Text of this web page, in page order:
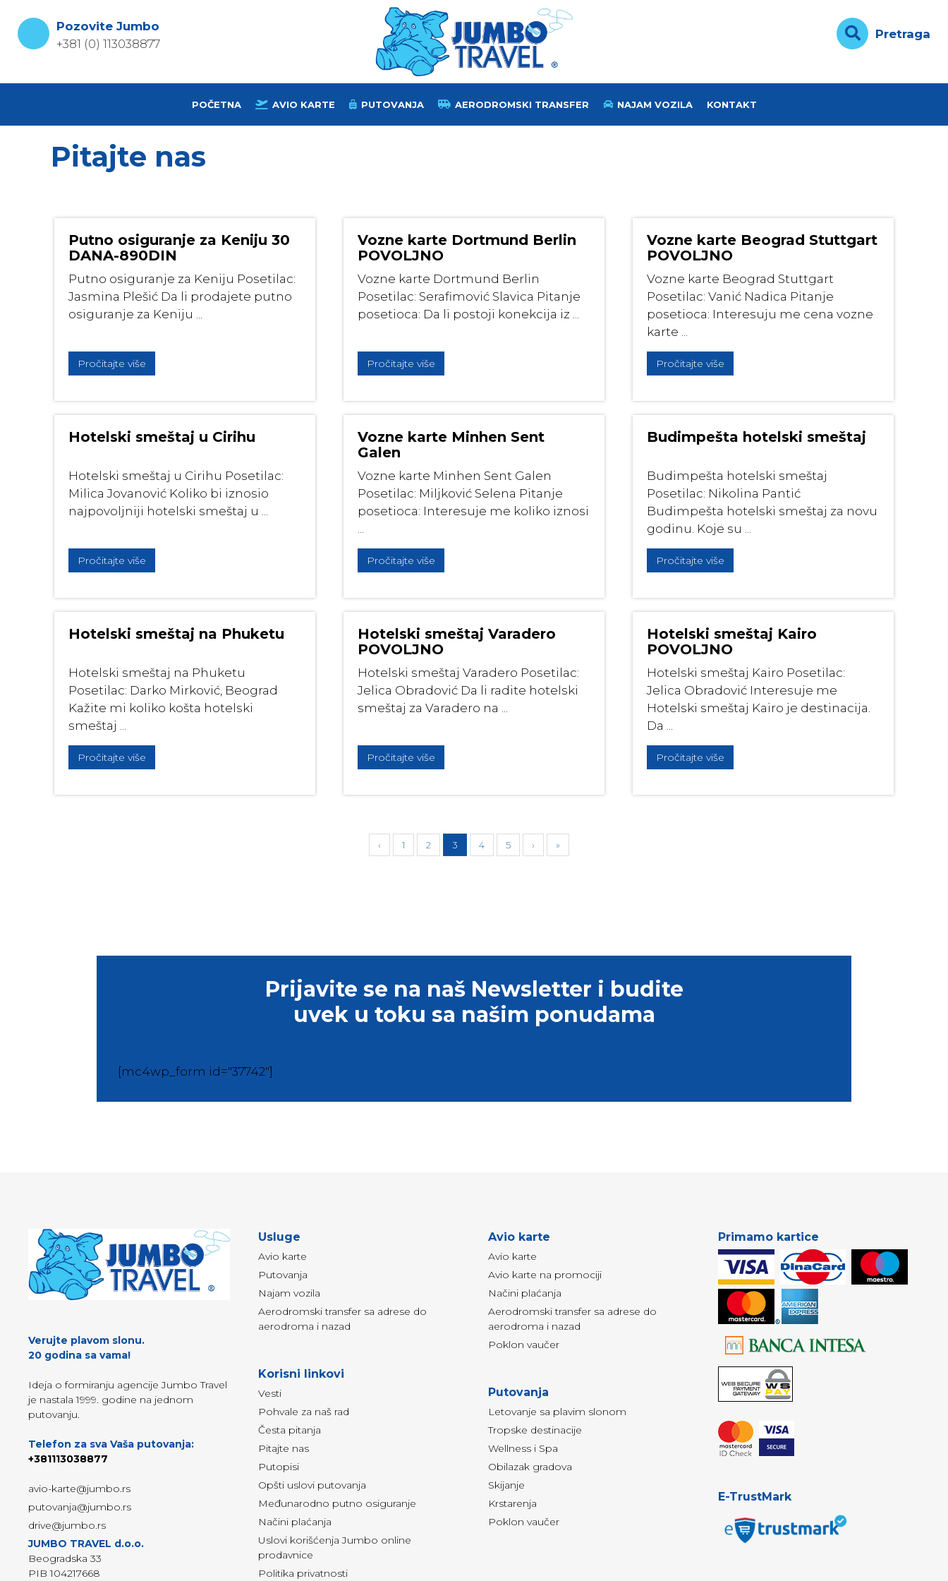
content
Pozovite Jumbo
+381 (0) 113038877
Pretraga
POČETNA AVIO KARTE PUTOVANJA AERODROMSKI TRANSFER NAJAM VOZILA KONTAKT
Pitajte nas
Putno osiguranje za Keniju 30
DANA-890DIN
Putno osiguranje za Keniju Posetilac:
Jasmina Plešić Da li prodajete putno
osiguranje za Keniju ...
Pročitajte više
Vozne karte Dortmund Berlin
POVOLJNO
Vozne karte Dortmund Berlin
Posetilac: Serafimović Slavica Pitanje
posetioca: Da li postoji konekcija iz ...
Pročitajte više
Vozne karte Beograd Stuttgart
POVOLJNO
Vozne karte Beograd Stuttgart
Posetilac: Vanić Nadica Pitanje
posetioca: Interesuju me cena vozne
karte ...
Pročitajte više
Hotelski smeštaj u Cirihu
Hotelski smeštaj u Cirihu Posetilac:
Milica Jovanović Koliko bi iznosio
najpovoljniji hotelski smeštaj u ...
Pročitajte više
Vozne karte Minhen Sent
Galen
Vozne karte Minhen Sent Galen
Posetilac: Miljković Selena Pitanje
posetioca: Interesuje me koliko iznosi
...
Pročitajte više
Budimpešta hotelski smeštaj
Budimpešta hotelski smeštaj
Posetilac: Nikolina Pantić
Budimpešta hotelski smeštaj za novu
godinu. Koje su ...
Pročitajte više
Hotelski smeštaj na Phuketu
Hotelski smeštaj na Phuketu
Posetilac: Darko Mirković, Beograd
Kažite mi koliko košta hotelski
smeštaj ...
Pročitajte više
Hotelski smeštaj Varadero
POVOLJNO
Hotelski smeštaj Varadero Posetilac:
Jelica Obradović Da li radite hotelski
smeštaj za Varadero na ...
Pročitajte više
Hotelski smeštaj Kairo
POVOLJNO
Hotelski smeštaj Kairo Posetilac:
Jelica Obradović Interesuje me
Hotelski smeštaj Kairo je destinacija.
Da ...
Pročitajte više
‹ 1 2 3 4 5 › »
Prijavite se na naš Newsletter i budite
uvek u toku sa našim ponudama
[mc4wp_form id="37742"]
Verujte plavom slonu.
20 godina sa vama!
Ideja o formiranju agencije Jumbo Travel
je nastala 1999. godine na jednom
putovanju.
Telefon za sva Vaša putovanja:
+381113038877
avio-karte@jumbo.rs
putovanja@jumbo.rs
drive@jumbo.rs
JUMBO TRAVEL d.o.o.
Beogradska 33
PIB 104217668
Usluge
Avio karte
Putovanja
Najam vozila
Aerodromski transfer sa adrese do
aerodroma i nazad
Korisni linkovi
Vesti
Pohvale za naš rad
Česta pitanja
Pitajte nas
Putopisi
Opšti uslovi putovanja
Međunarodno putno osiguranje
Načini plaćanja
Uslovi korišćenja Jumbo online
prodavnice
Politika privatnosti
Avio karte
Avio karte
Avio karte na promociji
Načini plaćanja
Aerodromski transfer sa adrese do
aerodroma i nazad
Poklon vaučer
Putovanja
Letovanje sa plavim slonom
Tropske destinacije
Wellness i Spa
Obilazak gradova
Skijanje
Krstarenja
Poklon vaučer
Primamo kartice
E-TrustMark